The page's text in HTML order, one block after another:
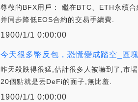
尊敬的BFX用戶： 繼在BTC、ETH永續
并同步降低EOS合約的交易手續費.
1900/1/1 0:00:00
今天很多幣反包，恐慌變成踏空_區
昨天殺跌得很猛,估計很多人被嚇到了,市
20個點就是丟DeFi的面子,無比羞.
1900/1/1 0:00:00